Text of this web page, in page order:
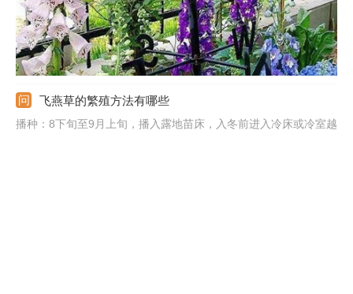
飞燕草的繁殖方法有哪些
播种：8下旬至9月上旬，播入露地苗床，入冬前进入冷床或冷室越